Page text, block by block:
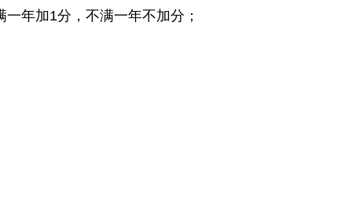
年加1分，不满一年不加分；